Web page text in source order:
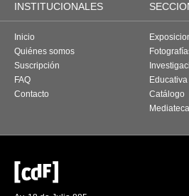
INSTITUCIONALES
Inicio
Quiénes somos
Suscripción
FAQ
Contacto
Educativa
Catálogo
Mediateca